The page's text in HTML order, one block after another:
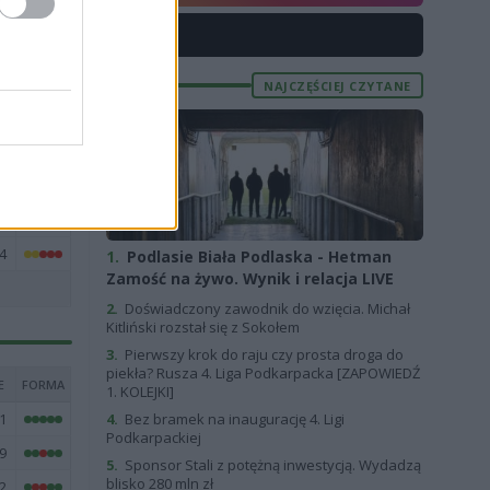
FORMA
NAJCZĘŚCIEJ CZYTANE
1. Podlasie Biała Podlaska - Hetman
Zamość na żywo. Wynik i relacja LIVE
2. Doświadczony zawodnik do wzięcia. Michał
Kitliński rozstał się z Sokołem
3. Pierwszy krok do raju czy prosta droga do
piekła? Rusza 4. Liga Podkarpacka [ZAPOWIEDŹ
1. KOLEJKI]
4. Bez bramek na inaugurację 4. Ligi
Podkarpackiej
5. Sponsor Stali z potężną inwestycją. Wydadzą
blisko 280 mln zł